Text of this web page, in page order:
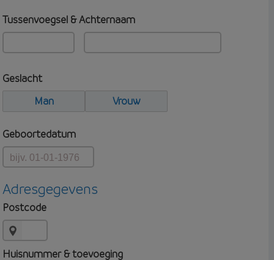
Tussenvoegsel & Achternaam
Geslacht
Man
Vrouw
Geboortedatum
Adresgegevens
Postcode
Huisnummer & toevoeging